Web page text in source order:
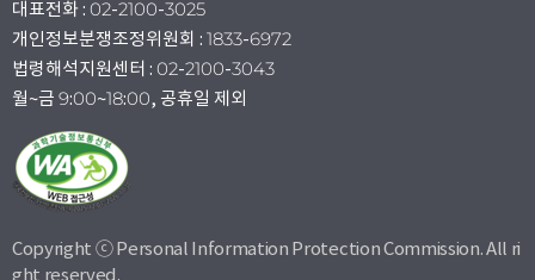
대표전화 : 02-2100-3025
개인정보분쟁조정위원회 : 1833-6972
법령해석지원센터 : 02-2100-3043
월~금 9:00~18:00, 공휴일 제외
Copyright ⓒ Personal Information Protection Commission. All ri
ght reserved.